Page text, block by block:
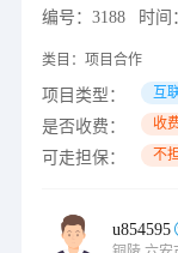
编号： 3188 时间
类目： 项目合作
项目类型： 互
是否收费： 收
可走担保： 不
u854595